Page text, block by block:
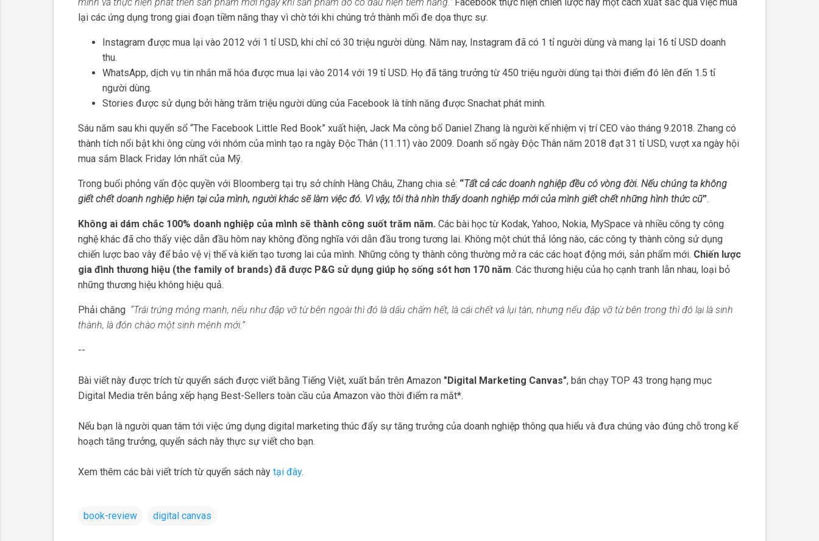
lại các ứng dụng trong giai đoạn tiềm năng thay vì chờ tới khi chúng trở thành mối đe dọa thực sự.
Instagram được mua lại vào 2012 với 1 tỉ USD, khi chỉ có 30 triệu người dùng. Năm nay, Instagram đã có 1 tỉ người dùng và mang lại 16 tỉ USD doanh
thu.
WhatsApp, dịch vụ tin nhắn mã hóa được mua lại vào 2014 với 19 tỉ USD. Họ đã tăng trưởng từ 450 triệu người dùng tại thời điểm đó lên đến 1.5 tỉ
người dùng.
Stories được sử dụng bởi hàng trăm triệu người dùng của Facebook là tính năng được Snachat phát minh.
Sáu năm sau khi quyển sổ “The Facebook Little Red Book” xuất hiện, Jack Ma công bố Daniel Zhang là người kế nhiệm vị trí CEO vào tháng 9.2018. Zhang có
thành tích nổi bật khi ông cùng với nhóm của mình tạo ra ngày Độc Thân (11.11) vào 2009. Doanh số ngày Độc Thân năm 2018 đạt 31 tỉ USD, vượt xa ngày hội
mua sắm Black Friday lớn nhất của Mỹ.
Trong buổi phỏng vấn độc quyền với Bloomberg tại trụ sở chính Hàng Châu, Zhang chia sẻ: “Tất cả các doanh nghiệp đều có vòng đời. Nếu chúng ta không
giết chết doanh nghiệp hiện tại của mình, người khác sẽ làm việc đó. Vì vậy, tôi thà nhìn thấy doanh nghiệp mới của mình giết chết những hình thức cũ”.
Không ai dám chắc 100% doanh nghiệp của mình sẽ thành công suốt trăm năm. Các bài học từ Kodak, Yahoo, Nokia, MySpace và nhiều công ty công
nghệ khác đã cho thấy việc dẫn đầu hôm nay không đồng nghĩa với dẫn đầu trong tương lai. Không một chút thả lỏng nào, các công ty thành công sử dụng
chiến lược bao vây để bảo vệ vị thế và kiến tạo tương lai của mình. Những công ty thành công thường mở ra các các hoạt động mới, sản phẩm mới. Chiến lược
gia đình thương hiệu (the family of brands) đã được P&G sử dụng giúp họ sống sót hơn 170 năm. Các thương hiệu của họ cạnh tranh lẫn nhau, loại bỏ
những thương hiệu không hiệu quả.
Phải chăng “Trái trứng mỏng manh, nếu như đập vỡ từ bên ngoài thì đó là dấu chấm hết, là cái chết và lụi tàn; nhưng nếu đập vỡ từ bên trong thì đó lại là sinh
thành, là đón chào một sinh mệnh mới.”
--
Bài viết này được trích từ quyển sách được viết bằng Tiếng Việt, xuất bản trên Amazon "Digital Marketing Canvas", bán chạy TOP 43 trong hạng mục
Digital Media trên bảng xếp hạng Best-Sellers toàn cầu của Amazon vào thời điểm ra mắt*.
Nếu bạn là người quan tâm tới việc ứng dụng digital marketing thúc đẩy sự tăng trưởng của doanh nghiệp thông qua hiểu và đưa chúng vào đúng chỗ trong kế
hoạch tăng trưởng, quyển sách này thực sự viết cho bạn.
Xem thêm các bài viết trích từ quyển sách này tại đây.
book-review digital canvas